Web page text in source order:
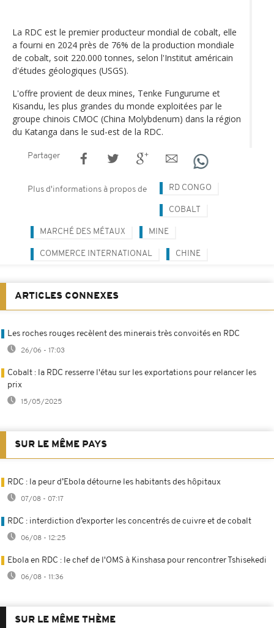
La RDC est le premier producteur mondial de cobalt, elle
a fourni en 2024 près de 76% de la production mondiale
de cobalt, soit 220.000 tonnes, selon l'Institut américain
d'études géologiques (USGS).
L'offre provient de deux mines, Tenke Fungurume et
Kisandu, les plus grandes du monde exploitées par le
groupe chinois CMOC (China Molybdenum) dans la région
du Katanga dans le sud-est de la RDC.
Partager
Plus d'informations à propos de RD CONGO
COBALT
MARCHÉ DES MÉTAUX MINE
COMMERCE INTERNATIONAL CHINE
ARTICLES CONNEXES
Les roches rouges recèlent des minerais très convoités en RDC
26/06 - 17:03
Cobalt : la RDC resserre l'étau sur les exportations pour relancer les
prix
15/05/2025
SUR LE MÊME PAYS
RDC : la peur d’Ebola détourne les habitants des hôpitaux
07/08 - 07:17
RDC : interdiction d’exporter les concentrés de cuivre et de cobalt
06/08 - 12:25
Ebola en RDC : le chef de l'OMS à Kinshasa pour rencontrer Tshisekedi
06/08 - 11:36
SUR LE MÊME THÈME